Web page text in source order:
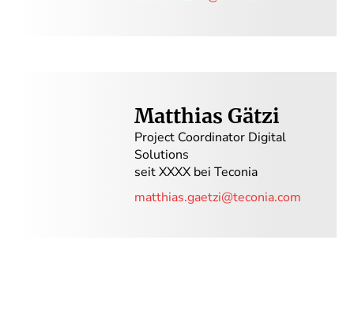
Matthias Gätzi
Project Coordinator Digital
Solutions
seit XXXX bei Teconia
matthias.gaetzi@teconia.com